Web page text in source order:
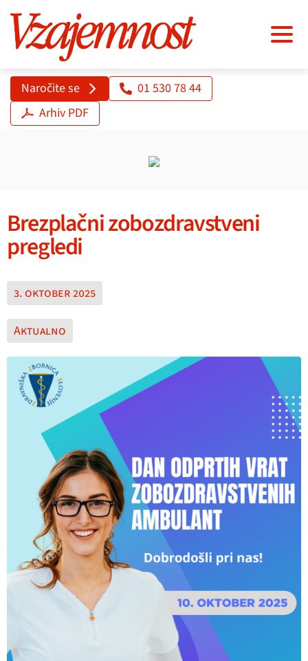
Naročite se
01 530 78 44
Arhiv PDF
Brezplačni zobozdravstveni
pregledi
3. oktober 2025
Aktualno